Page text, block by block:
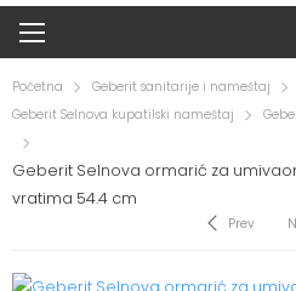
Početna Geberit sanitarije i nameštaj
Geberit Selnova kupatilski nameštaj
Geberit Selnova ormarić za
vratima 54.4 cm
Prev